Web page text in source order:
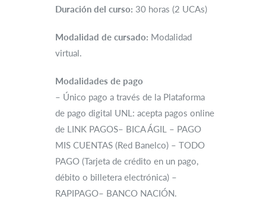
Duración del curso: 30 horas (2 UCAs)
Modalidad de cursado: Modalidad
virtual.
Modalidades de pago
– Único pago a través de la Plataforma
de pago digital UNL: acepta pagos online
de LINK PAGOS– BICA ÁGIL – PAGO
MIS CUENTAS (Red Banelco) – TODO
PAGO (Tarjeta de crédito en un pago,
débito o billetera electrónica) –
RAPIPAGO– BANCO NACIÓN.